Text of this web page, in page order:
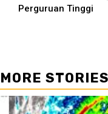
Perguruan Tinggi
MORE STORIES